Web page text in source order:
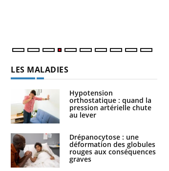
LES MALADIES
Hypotension
orthostatique : quand la
pression artérielle chute
au lever
Drépanocytose : une
déformation des globules
rouges aux conséquences
graves